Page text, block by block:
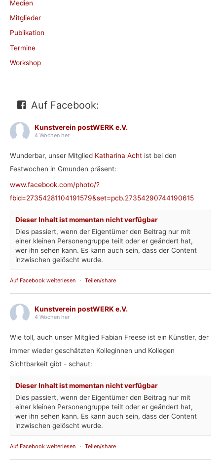
Medien
Mitglieder
Publikation
Termine
Workshop
Auf Facebook:
Kunstverein postWERK e.V.
4 Wochen her
Wunderbar, unser Mitglied Katharina Acht ist bei den
Festwochen in Gmunden präsent:
www.facebook.com/photo/?
fbid=27354281104191579&set=pcb.27354290744190615
Dieser Inhalt ist momentan nicht verfügbar
Dies passiert, wenn der Eigentümer den Beitrag nur mit
einer kleinen Personengruppe teilt oder er geändert hat,
wer ihn sehen kann. Es kann auch sein, dass der Content
inzwischen gelöscht wurde.
Auf Facebook weiterlesen · Teilen/share
Kunstverein postWERK e.V.
4 Wochen her
Wie toll, auch unser Mitglied Fabian Freese ist ein Künstler, der
immer wieder geschätzten Kolleginnen und Kollegen
Sichtbarkeit gibt - schaut:
Dieser Inhalt ist momentan nicht verfügbar
Dies passiert, wenn der Eigentümer den Beitrag nur mit
einer kleinen Personengruppe teilt oder er geändert hat,
wer ihn sehen kann. Es kann auch sein, dass der Content
inzwischen gelöscht wurde.
Auf Facebook weiterlesen · Teilen/share